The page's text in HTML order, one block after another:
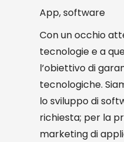
App, software
Con un occhio
tecnologie e a
l’obiettivo di
tecnologiche.
lo sviluppo di
richiesta; per la
marketing di